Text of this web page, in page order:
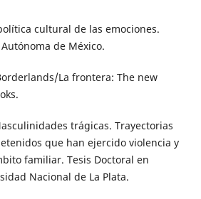
cultural de las emociones.
de México.
La frontera: The new
trágicas. Trayectorias
que han ejercido violencia y
familiar. Tesis Doctoral en
Nacional de La Plata.